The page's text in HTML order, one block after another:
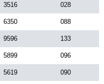
3516 028
6350 088
9596 133
5899 096
5619 090